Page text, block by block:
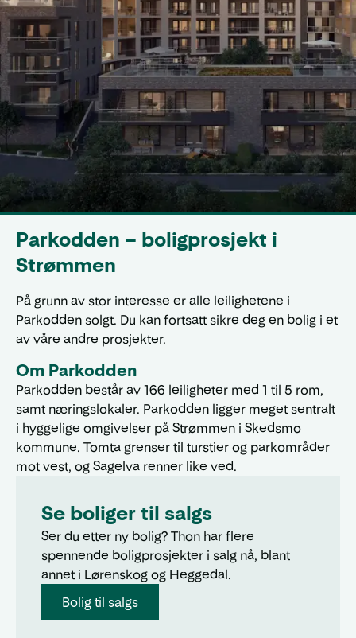
Parkodden – boligprosjekt i
Strømmen
På grunn av stor interesse er alle leilighetene i
Parkodden solgt. Du kan fortsatt sikre deg en bolig i et
av våre andre prosjekter.
Om Parkodden
Parkodden består av 166 leiligheter med 1 til 5 rom,
samt næringslokaler. Parkodden ligger meget sentralt
i hyggelige omgivelser på Strømmen i Skedsmo
kommune. Tomta grenser til turstier og parkområder
mot vest, og Sagelva renner like ved.
Se boliger til salgs
Ser du etter ny bolig? Thon har flere
spennende boligprosjekter i salg nå, blant
annet i Lørenskog og Heggedal.
Bolig til salgs